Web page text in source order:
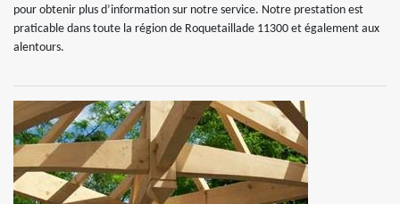
pour obtenir plus d’information sur notre service. Notre prestation est
praticable dans toute la région de Roquetaillade 11300 et également aux
alentours.